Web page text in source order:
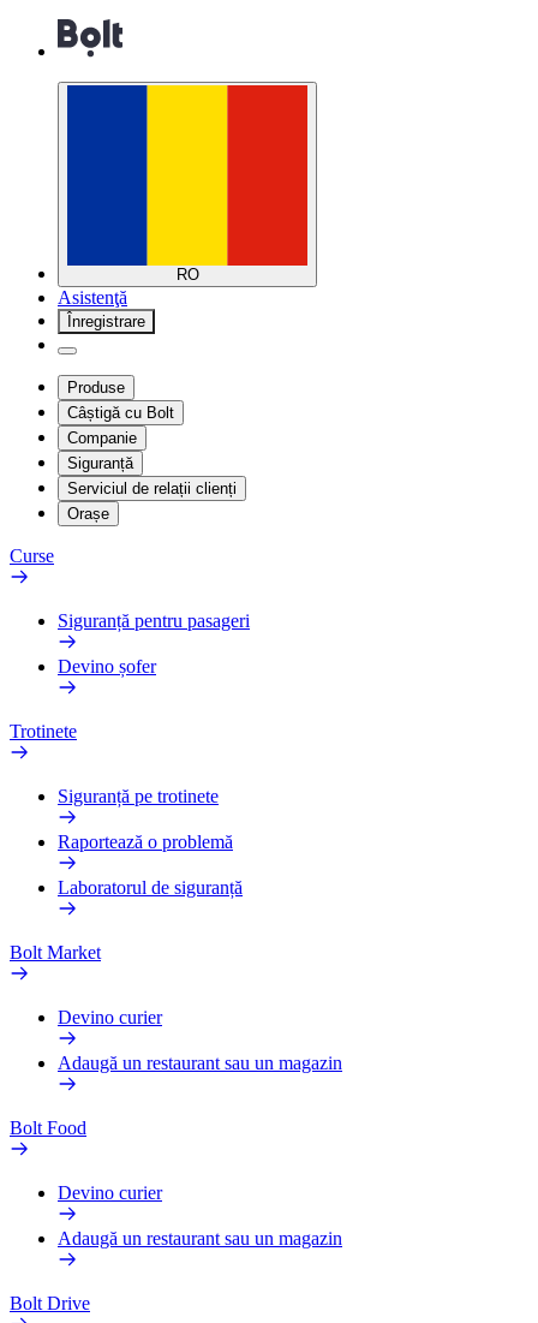
RO
Asistenţă
Înregistrare
Produse
Câștigă cu Bolt
Companie
Siguranță
Serviciul de relații clienți
Orașe
Curse
Siguranță pentru pasageri
Devino șofer
Trotinete
Siguranță pe trotinete
Raportează o problemă
Laboratorul de siguranță
Bolt Market
Devino curier
Adaugă un restaurant sau un magazin
Bolt Food
Devino curier
Adaugă un restaurant sau un magazin
Bolt Drive